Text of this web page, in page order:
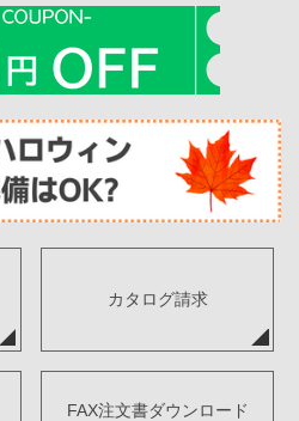
カタログ請求
FAX注文書ダウンロード